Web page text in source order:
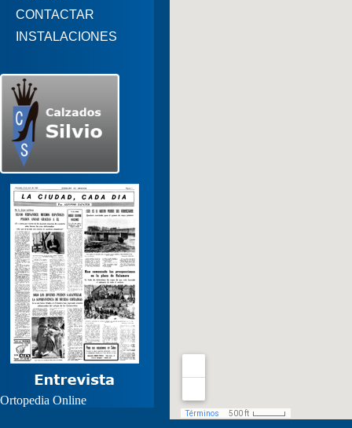
CONTACTAR
INSTALACIONES
Ortopedia Online